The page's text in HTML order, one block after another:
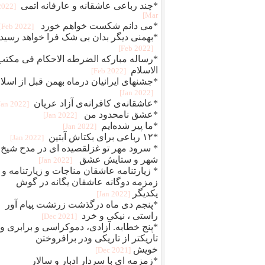
*چند رباعی عاشقانه و عارفانه اتمی
Mar]
*می دانم شکست خواهم خورد [2022 Feb]
*بهمنی دیگر بدان بی شک فرا خواهد رسید
[2022 Feb]
*رساله مبارکه الضرطه الاحکام فی
الاسلام
[2022 Feb]
*جشنهای ایرانیان درماه بهمن قبل از
[2022 Jan]
*عاشقانه‌ی کافرانه‌ی آزاد عریان [2022 Jan]
*عشق نامحدود من [2022 Jan]
*ما پیر شده‌ایم [2022 Jan]
*۱۲ رباعی برای بکتاش آبتین [2022 Jan]
* سرود مهر تو غزلقصیده ای در مدح شیخ
شهر و ستایش عشق
[2022 Jan]
* زیارتنامه عاشقان مناجات و زیارتنامه و
زمزمه دوگانه عاشقان یگانه در گوش
یکدیگر
[2022 Jan]
*پنجم دی ماه درگذشت زرتشت پیام آور
راستی ، نیکی و خرد
[2021 Dec]
*پنج خطابه. آزادی، دموکراسی و برابری و
تاریکتر از تاریکی ودر برافروختن
خویش [2021 Dec]
*زمزمه ای با سردار ادبار و سالار